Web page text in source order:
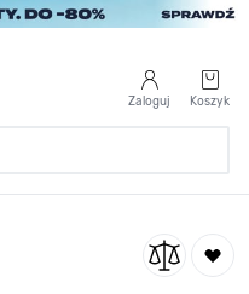
Zaloguj Koszyk